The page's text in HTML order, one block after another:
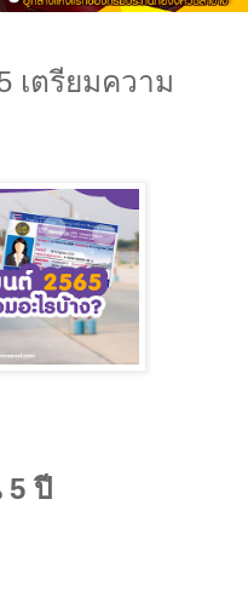
เตรียมความ
5 ปี